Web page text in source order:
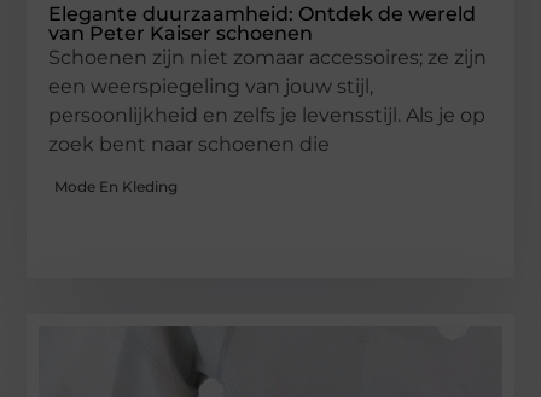
Elegante duurzaamheid: Ontdek de wereld
van Peter Kaiser schoenen
Schoenen zijn niet zomaar accessoires; ze zijn
een weerspiegeling van jouw stijl,
persoonlijkheid en zelfs je levensstijl. Als je op
zoek bent naar schoenen die
Mode En Kleding